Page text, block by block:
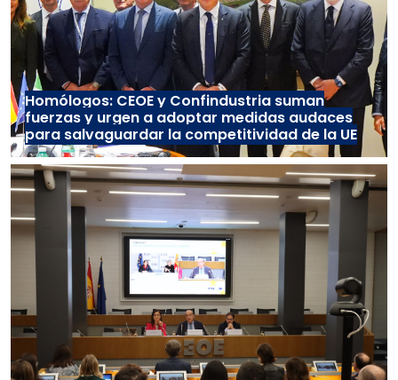
Homólogos: CEOE y Confindustria suman
fuerzas y urgen a adoptar medidas audaces
para salvaguardar la competitividad de la UE